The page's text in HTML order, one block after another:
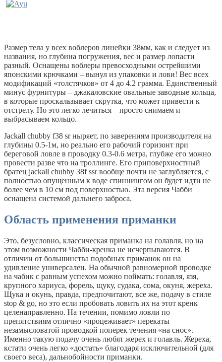
Размер тела у всех воблеров линейки 38мм, как и следует из
названия, но глубина погружения, вес и размер лопасти
разный. Оснащены воблеры превосходными острейшими
японскими крючками – вынул из упаковки и лови! Вес всех
модификаций «толстячков» от 4 до 4.2 грамма. Единственный
минус фурнитуры – джакаловские овальные заводные кольца,
в которые проскальзывает скрутка, что может привести к
отстрелу. Но это легко лечиться – просто снимаем и
выбрасываем кольцо.
Jackall chubby f38 sr ныряет, по заверениям производителя на
глубины 0.5-1м, но реально его рабочий горизонт при
береговой ловле в проводку 0.3-0.6 метра, глубже его можно
провести разве что на троллинге. Его приповерхностный
братец jackall chubby 38f ssr вообще почти не заглубляется, с
полностью опущенным к воде спиннингом он будет идти не
более чем в 10 см под поверхностью. Эта версия Чабби
оснащена системой дальнего заброса.
Область применения приманки
Это, безусловно, классическая приманка на голавля, но на
этом возможности Чабби-кренка не исчерпываются. В
отличии от большинства подобных приманок он на
удивление универсален. На обычной равномерной проводке
на чабик с равным успехом можно поймать: голавля, язя,
крупного хариуса, форель, щуку, судака, сома, окуня, жереха.
Щука и окунь, правда, предпочитают, все же, подачу в стиле
stop & go, но это если пробовать ловить их на этот кренк
целенаправленно. На течении, помимо ловли по
препятствиям отлично «процеживает» перекаты
незамысловатой проводкой поперек течения «на снос».
Именно такую подачу очень любят жерех и голавль. Жереха,
кстати очень легко «достать» благодаря исключительной (для
своего веса), дальнобойности приманки.